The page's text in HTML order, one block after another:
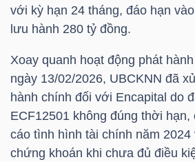
với kỳ hạn 24 tháng, đáo hạn
lưu hành 280 tỷ đồng.
Xoay quanh hoạt động phát
ngày 13/02/2026, UBCKNN đã
hành chính đối với Encapital do
ECF12501 không đúng thời hạn,
cáo tình hình tài chính năm 2024
chứng khoán khi chưa đủ điều
PHÂN
TÍCH
VĨ
MÔ